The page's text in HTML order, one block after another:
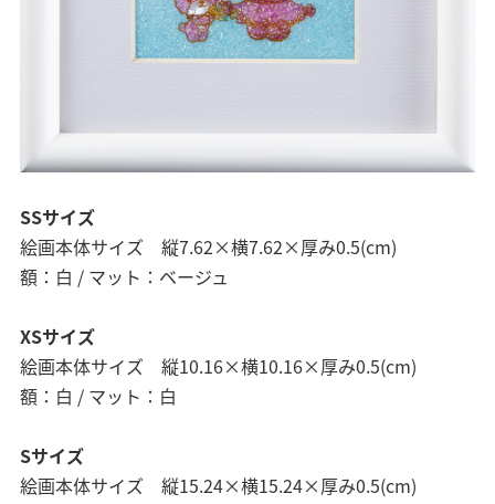
SSサイズ
絵画本体サイズ 縦7.62×横7.62×厚み0.5(cm)
額：白 / マット：ベージュ
XSサイズ
絵画本体サイズ 縦10.16×横10.16×厚み0.5(cm)
額：白 / マット：白
Sサイズ
絵画本体サイズ 縦15.24×横15.24×厚み0.5(cm)